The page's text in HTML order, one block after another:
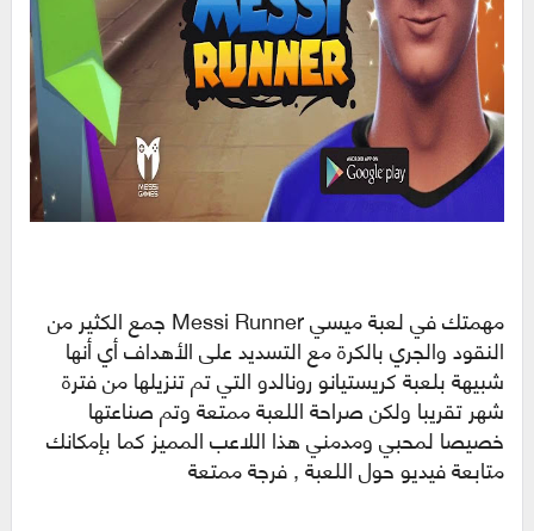
مهمتك في لعبة ميسي Messi Runner جمع الكثير من
النقود والجري بالكرة مع التسديد على الأهداف أي أنها
شبيهة بلعبة كريستيانو رونالدو التي تم تنزيلها من فترة
شهر تقريبا ولكن صراحة اللعبة ممتعة وتم صناعتها
خصيصا لمحبي ومدمني هذا اللاعب المميز كما بإمكانك
متابعة فيديو حول اللعبة , فرجة ممتعة